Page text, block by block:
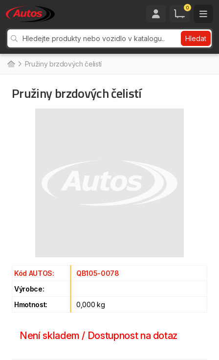
0
Hledat
Pružiny brzdových čelistí
Pružiny brzdových čelistí
Kód AUTOS:
QB105-0078
Výrobce:
Hmotnost:
0,000 kg
Není skladem / Dostupnost na dotaz